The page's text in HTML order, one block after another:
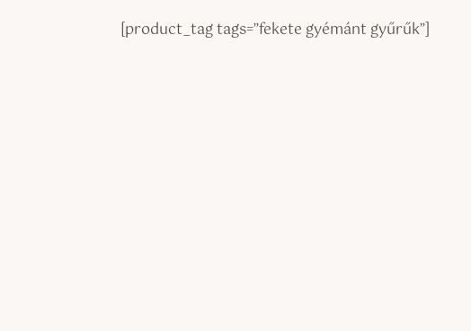
[product_tag tags=”fekete gyémánt gyűrűk”]